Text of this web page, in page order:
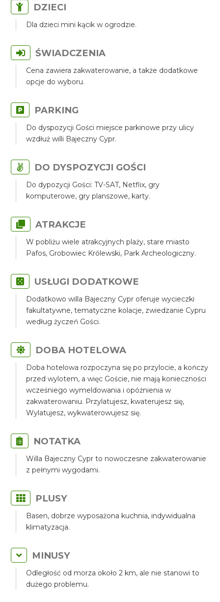
DZIECI
Dla dzieci mini kącik w ogrodzie.
ŚWIADCZENIA
Cena zawiera zakwaterowanie, a także dodatkowe
opcje do wyboru.
PARKING
Do dyspozycji Gości miejsce parkinowe przy ulicy
wzdłuż willi Bajeczny Cypr.
DO DYSPOZYCJI GOŚCI
Do dypozycji Gości: TV-SAT, Netflix, gry
komputerowe, gry planszowe, karty.
ATRAKCJE
W pobliżu wiele atrakcyjnych plaży, stare miasto
Pafos, Grobowiec Królewski, Park Archeologiczny.
USŁUGI DODATKOWE
Dodatkowo willa Bajeczny Cypr oferuje wycieczki
fakultatywne, tematyczne kolacje, zwiedzanie Cypru
według życzeń Gości.
DOBA HOTELOWA
Doba hotelowa rozpoczyna się po przylocie, a kończy
przed wylotem, a więc Goście, nie mają konieczności
wcześniego wymeldowania i opóźnienia w
zakwaterowaniu. Przylatujesz, kwaterujesz się,
Wylatujesz, wykwaterowujesz się.
NOTATKA
Willa Bajeczny Cypr to nowoczesne zakwaterowanie
z pełnymi wygodami.
PLUSY
Basen, dobrze wyposażona kuchnia, indywidualna
klimatyzacja.
MINUSY
Odległość od morza około 2 km, ale nie stanowi to
dużego problemu.